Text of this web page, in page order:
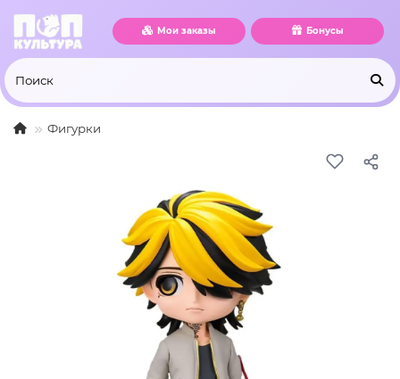
Мои заказы Бонусы
Фигурки